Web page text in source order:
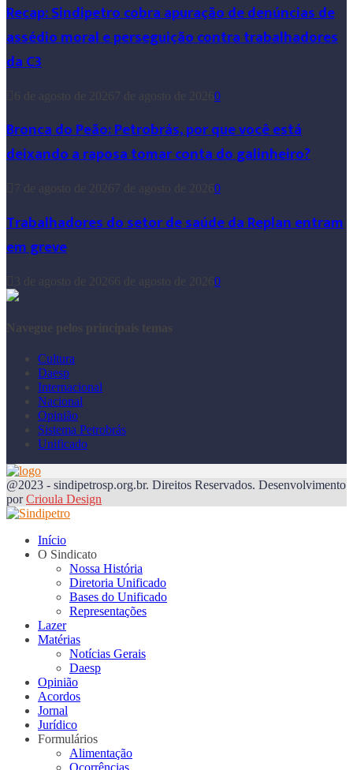
Recap: Sindipetro cobra apuração de denúncias de
assédio moral e perseguição contra trabalhadores
da C3
0
Bronca do Peão: Petrobrás, por que você está
deixando a raposa tomar conta do galinheiro?
0
Trabalhadores do setor de saúde da Replan entram
em greve
0
Navegue pelos principais temas
Cultura
Daesp
Internacional
Nacional
Opinião
Sistema Petrobrás
Unificado
@2023 - sindipetrosp.org.br. Direitos Reservados. Desenvolvimento
porCrioula Design
Início
O Sindicato
Nossa História
Diretoria Unificado
Bases do Unificado
Representações
Lazer
Matérias
Notícias Gerais
Daesp
Opinião
Acordos
Jornal
Jurídico
Formulários
Alimentação